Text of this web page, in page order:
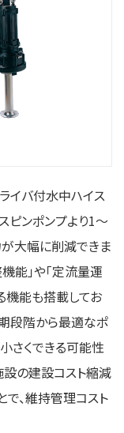
イバ付水中ハイス
ピンポンプより1～
が大幅に削減できま
能」や「定流量運
機能も搭載してお
段階から最適なポ
さくできる可能性
設の建設コスト縮減
で、維持管理コスト